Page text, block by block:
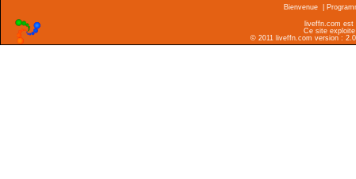
Bienvenue
liveffn.com est
Ce site
© 2011 liveffn.com version :